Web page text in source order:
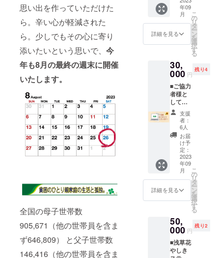
思い出を作っていただけた
ら。辛い心が軽減された
ら。少しでもその心に寄り
添いたいという思いで、 今
年も8月の最終の週末に開催
いたします。
全国の母子世帯数
905,671（他の世帯員を含ま
ず646,809） と父子世帯数
146,416（他の世帯員を含ま
す。 ・
備考欄
に希望
のお名
前を必
トして
頂く事
も可能
です。
ればご
相談く
ださ
い。 ■
お礼
メール
■参加者
様の感
想レ
ポート
PDF
メール
にて添
付致し
ます。
■備考：
１支援
が可能
になり
ます。
■女性の
方のみ
（小サ
イズ）
を6ヶ月
間掲載
致しま
す。・
間
2023.09
~2024.0
2 半年
間 支援
時に、
備考欄
に掲載
を希望
される
お名前
をご記
入下さ
い。 ロ
ゴは
メール
にてお
リンク
不可。
※反社・
風俗関
係は掲
年09
月
詳細を見る
こ
の
リ
タ
ー
ン
を
選
択
す
る
30,
000 円
残り4
■ご協力
者様と
して笑
顔プラ
スのご
協力者
様の
webに
お名前
かロゴ
（大サ
イズ）
を6ヶ月
間掲載
致しま
す。・
間
2023.09
~2024.0
2 半年
間 支援
支援
者：
6人
お届
け予
定：
2023
年09
月
詳細を見る
こ
の
リ
タ
ー
ン
を
選
択
す
る
50,
000 円
残り2
■浅草花
やしき